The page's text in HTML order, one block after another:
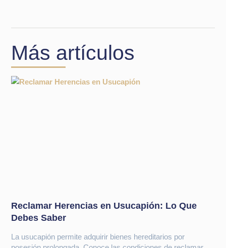
Más artículos
Reclamar Herencias en Usucapión: Lo Que
Debes Saber
La usucapión permite adquirir bienes hereditarios por